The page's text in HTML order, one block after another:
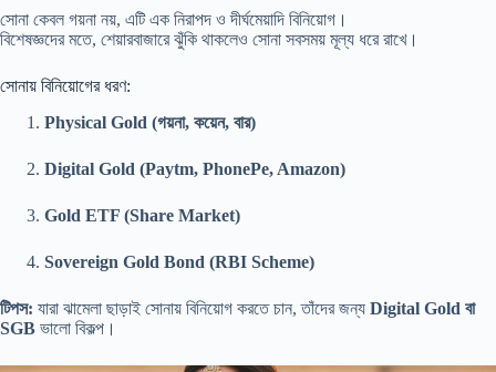
সোনা কেবল গয়না নয়, এটি এক নিরাপদ ও দীর্ঘমেয়াদি বিনিয়োগ।
বিশেষজ্ঞদের মতে, শেয়ারবাজারে ঝুঁকি থাকলেও সোনা সবসময় মূল্য ধরে রাখে।
সোনায় বিনিয়োগের ধরণ:
Physical Gold (গয়না, কয়েন, বার)
Digital Gold (Paytm, PhonePe, Amazon)
Gold ETF (Share Market)
Sovereign Gold Bond (RBI Scheme)
টিপস: যারা ঝামেলা ছাড়াই সোনায় বিনিয়োগ করতে চান, তাঁদের জন্য Digital Gold বা
SGB ভালো বিকল্প।